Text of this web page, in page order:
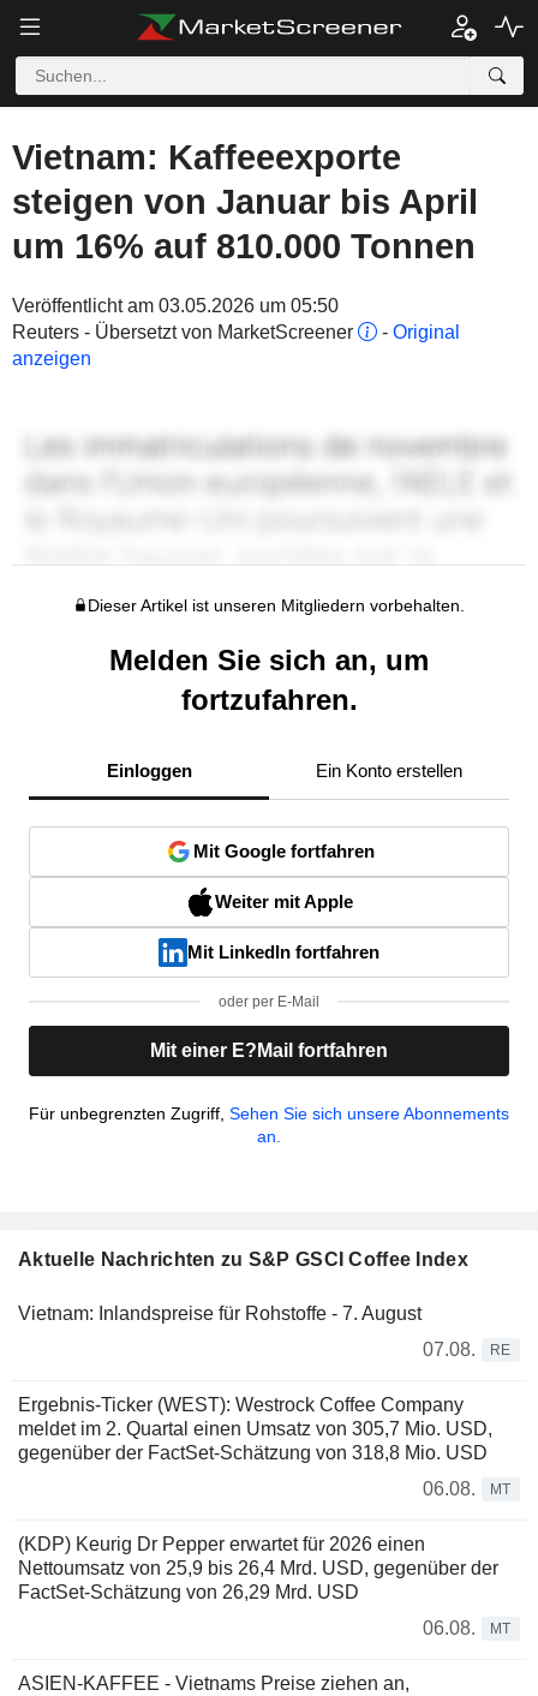
Vietnam: Kaffeeexporte
steigen von Januar bis April
um 16% auf 810.000 Tonnen
Veröffentlicht am 03.05.2026 um 05:50
Reuters - Übersetzt von MarketScreener
- Original
anzeigen
Dieser Artikel ist unseren Mitgliedern vorbehalten.
Melden Sie sich an, um
fortzufahren.
Einloggen Ein Konto erstellen
Mit Google fortfahren
Weiter mit Apple
Mit LinkedIn fortfahren
oder per E-Mail
Mit einer E?Mail fortfahren
Für unbegrenzten Zugriff, Sehen Sie sich unsere Abonnements
an.
Aktuelle Nachrichten zu S&P GSCI Coffee Index
Vietnam: Inlandspreise für Rohstoffe - 7. August
07.08.
RE
Ergebnis-Ticker (WEST): Westrock Coffee Company
meldet im 2. Quartal einen Umsatz von 305,7 Mio. USD,
gegenüber der FactSet-Schätzung von 318,8 Mio. USD
06.08.
MT
(KDP) Keurig Dr Pepper erwartet für 2026 einen
Nettoumsatz von 25,9 bis 26,4 Mrd. USD, gegenüber der
FactSet-Schätzung von 26,29 Mrd. USD
06.08.
MT
ASIEN-KAFFEE - Vietnams Preise ziehen an,